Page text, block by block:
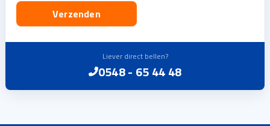
Liever direct bellen?
0548 - 65 44 48